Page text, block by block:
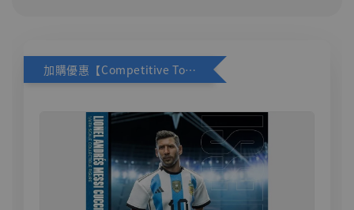
加購優惠【Competitive Toys 梅西 [CM001]】